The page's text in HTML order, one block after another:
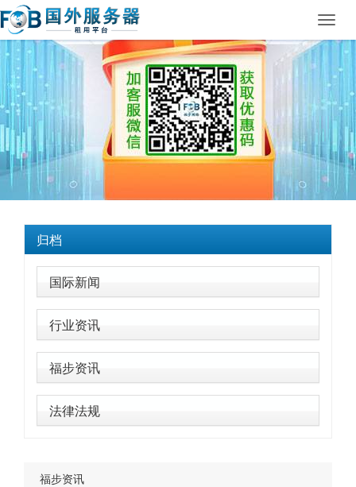
归档
国际新闻
行业资讯
福步资讯
法律法规
福步资讯